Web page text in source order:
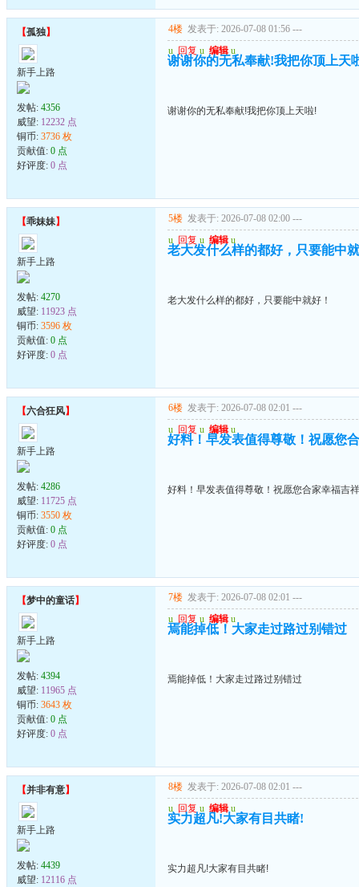
【孤独】
新手上路
发帖: 4356
威望: 12232 点
铜币: 3736 枚
贡献值: 0 点
好评度: 0 点
4楼 发表于: 2026-07-08 01:56 ---
u 回复 u 编辑 u
谢谢你的无私奉献!我把你顶上天
谢谢你的无私奉献!我把你顶上天啦!
【乖妹妹】
新手上路
发帖: 4270
威望: 11923 点
铜币: 3596 枚
贡献值: 0 点
好评度: 0 点
5楼 发表于: 2026-07-08 02:00 ---
u 回复 u 编辑 u
老大发什么样的都好，只要能中
老大发什么样的都好，只要能中就好！
【六合狂风】
新手上路
发帖: 4286
威望: 11725 点
铜币: 3550 枚
贡献值: 0 点
好评度: 0 点
6楼 发表于: 2026-07-08 02:01 ---
u 回复 u 编辑 u
好料！早发表值得尊敬！祝愿您
好料！早发表值得尊敬！祝愿您合家幸福吉
【梦中的童话】
新手上路
发帖: 4394
威望: 11965 点
铜币: 3643 枚
贡献值: 0 点
好评度: 0 点
7楼 发表于: 2026-07-08 02:01 ---
u 回复 u 编辑 u
焉能掉低！大家走过路过别错过
焉能掉低！大家走过路过别错过
【并非有意】
新手上路
发帖: 4439
威望: 12116 点
8楼 发表于: 2026-07-08 02:01 ---
u 回复 u 编辑 u
实力超凡!大家有目共睹!
实力超凡!大家有目共睹!